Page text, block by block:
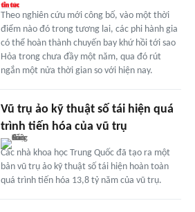
Theo nghiên cứu mới công bố, vào một thời
điểm nào đó trong tương lai, các phi hành gia
có thể hoàn thành chuyến bay khứ hồi tới sao
Hỏa trong chưa đầy một năm, qua đó rút
ngắn một nửa thời gian so với hiện nay.
Vũ trụ ảo kỹ thuật số tái hiện quá
trình tiến hóa của vũ trụ
Các nhà khoa học Trung Quốc đã tạo ra một
bản vũ trụ ảo kỹ thuật số tái hiện hoàn toàn
quá trình tiến hóa 13,8 tỷ năm của vũ trụ.